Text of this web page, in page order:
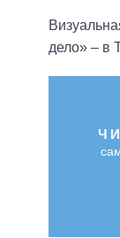
дело» – в